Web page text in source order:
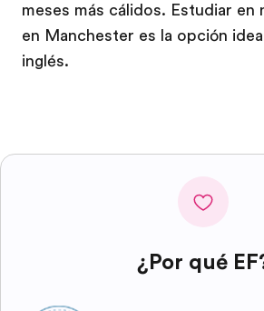
meses más cálidos. Estudiar en
en Manchester es la opción
inglés.
¿Por qué